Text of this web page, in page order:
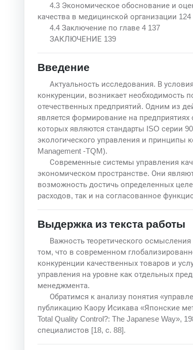
4.3 Экономическое обоснование и
качества в медицинской организации 124
4.4 Заключение по главе 4 137
ЗАКЛЮЧЕНИЕ 139
Введение
Актуальность исследования. В
конкуренции, возникает необходимость
отечественных предприятий. Одним из
является формирование на
которых являются стандарты ISO серии
экологического управления и принципы
Management -TQM).
Современные системы управления
экономическом пространстве. Они
возможность достичь определенных
расходов, так и на согласованное
Выдержка из текста работы
Важность теоретического
том, что в современном
конкуренции качественных товаров и
управления на уровне как отдельных
менеджмента.
Обратимся к анализу понятия
публикацию Каору Исикава «Японские
Total Quality Control?: The Japanese Way»,
специалистов [18, с. 88].